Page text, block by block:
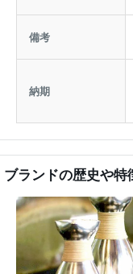
備考
納期
ブランドの歴史や特